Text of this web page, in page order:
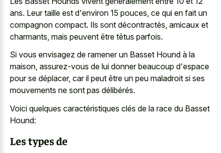
ans. Leur taille est d'environ 15 pouces, ce qui en fait un
compagnon compact. Ils sont décontractés, amicaux et
charmants, mais peuvent être têtus parfois.
Si vous envisagez de ramener un Basset Hound à la
maison, assurez-vous de lui donner beaucoup d'espace
pour se déplacer, car il peut être un peu maladroit si ses
mouvements ne sont pas délibérés.
Voici quelques caractéristiques clés de la race du Basset
Hound:
Les types de